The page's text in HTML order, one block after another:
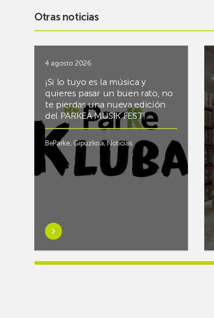
Otras noticias
4 agosto 2026
¡Si lo tuyo es la música y
quieres pasar un buen rato, no
te pierdas una nueva edición
del PARKEA MUSIK FEST!
BeParke, Gipuzkoa,Noticias
Saber
más
sobre¡Si
lo